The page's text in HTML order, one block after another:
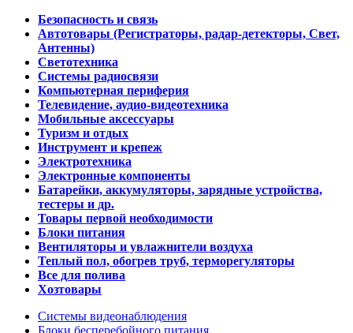
Безопасность и связь
Автотовары (Регистраторы, радар-детекторы, Свет,
Антенны)
Светотехника
Системы радиосвязи
Компьютерная периферия
Телевидение, аудио-видеотехника
Мобильные аксессуары
Туризм и отдых
Инструмент и крепеж
Электротехника
Электронные компоненты
Батарейки, аккумуляторы, зарядные устройства,
тестеры и др.
Товары первой необходимости
Блоки питания
Вентиляторы и увлажнители воздуха
Теплый пол, обогрев труб, терморегуляторы
Все для полива
Хозтовары
Системы видеонаблюдения
Блоки бесперебойного питания